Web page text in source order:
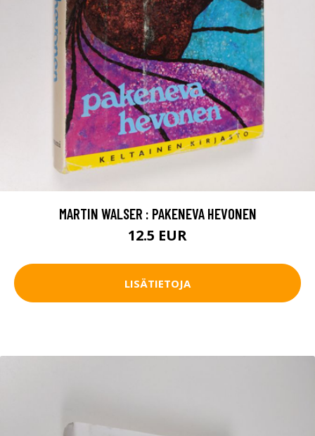
MARTIN WALSER : PAKENEVA HEVONEN
12.5 EUR
LISÄTIETOJA